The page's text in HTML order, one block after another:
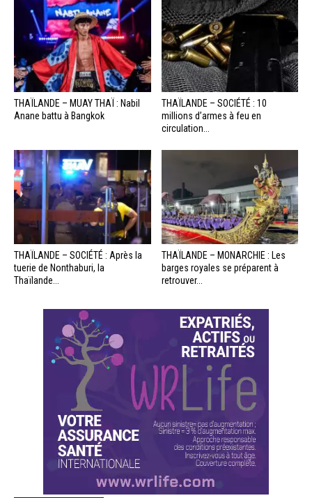
THAÏLANDE – MUAY THAÏ : Nabil
Anane battu à Bangkok
THAÏLANDE – SOCIÉTÉ : 10
millions d’armes à feu en
circulation...
THAÏLANDE – SOCIÉTÉ : Après la
tuerie de Nonthaburi, la
Thaïlande...
THAÏLANDE – MONARCHIE : Les
barges royales se préparent à
retrouver...